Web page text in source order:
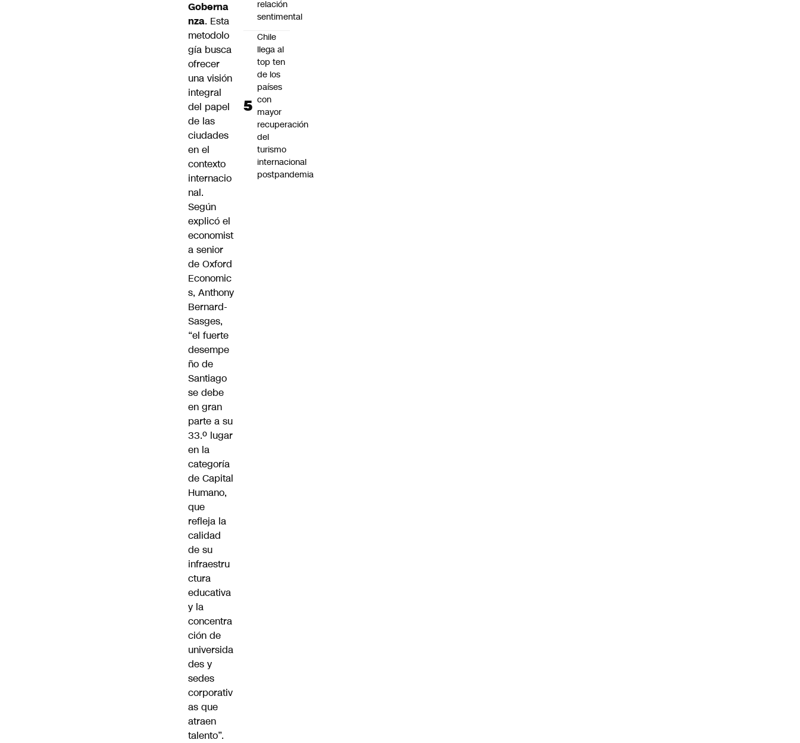
Goberna
nza. Esta
metodolo
gía busca
ofrecer
una visión
integral
del papel
de las
ciudades
en el
contexto
internacio
nal.
Según
explicó el
economist
a senior
de Oxford
Economic
s, Anthony
Bernard-
Sasges,
“el fuerte
desempe
ño de
Santiago
se debe
en gran
parte a su
33.º lugar
en la
categoría
de Capital
Humano,
que
refleja la
calidad
de su
infraestru
ctura
educativa
y la
concentra
ción de
universida
des y
sedes
corporativ
as que
atraen
talento”.
relación
sentimental
Chile
llega al
top ten
de los
países
con
mayor
recuperación
del
turismo
internacional
postpandemia